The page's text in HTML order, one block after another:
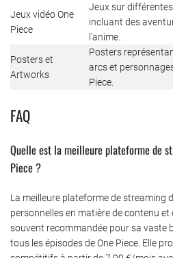
Jeux vidéo One
Piece
Jeux sur
incluant des
l’anime.
Posters et
Artworks
Posters
arcs et
Piece.
FAQ
Quelle est la meilleure plateforme de
Piece ?
La meilleure plateforme de streaming
personnelles en matière de contenu
souvent recommandée pour sa vaste
tous les épisodes de One Piece. Elle